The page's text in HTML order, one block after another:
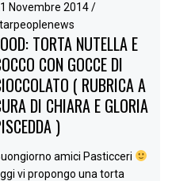
Novembre 2014/
TORTA NUTELLA E
CON GOCCE DI
( RUBRICA A
DI CHIARA E GLORIA
)
amici Pasticceri
vi propongo una torta